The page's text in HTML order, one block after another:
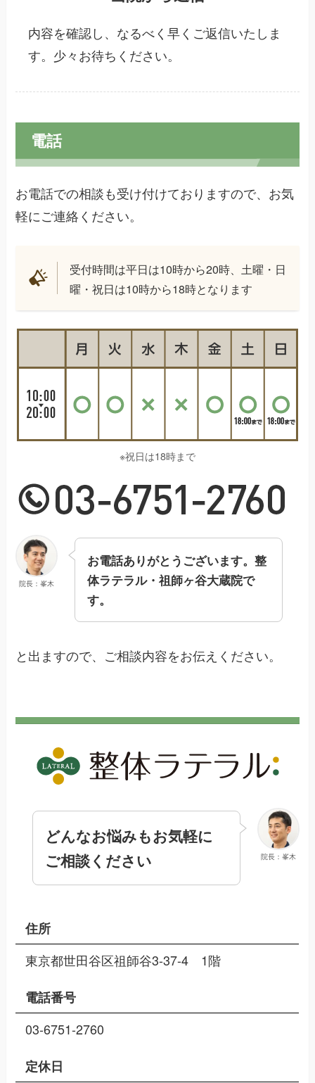
内容を確認し、なるべく早くご返信いたしま
す。少々お待ちください。
電話
お電話での相談も受け付けておりますので、お気
軽にご連絡ください。
受付時間は平日は10時から20時、土曜・日
曜・祝日は10時から18時となります
※祝日は18時まで
院長：峯木
お電話ありがとうございます。整
体ラテラル・祖師ヶ谷大蔵院で
す。
と出ますので、ご相談内容をお伝えください。
院長：峯木
どんなお悩みもお気軽に
ご相談ください
住所
東京都世田谷区祖師谷3-37-4 1階
電話番号
03-6751-2760
定休日